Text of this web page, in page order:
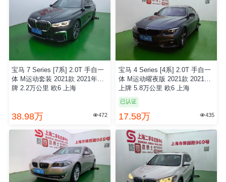
宝马 7 Series [7系] 2.0T 手自一
体 M运动套装 2021款 2021年上
牌 2.2万公里 欧6 上海
38.98万 472
宝马 4 Series [4系] 2.0T 手自一
体 M运动曜夜版 2021款 2021年
上牌 5.8万公里 欧6 上海
已认证
17.58万 435